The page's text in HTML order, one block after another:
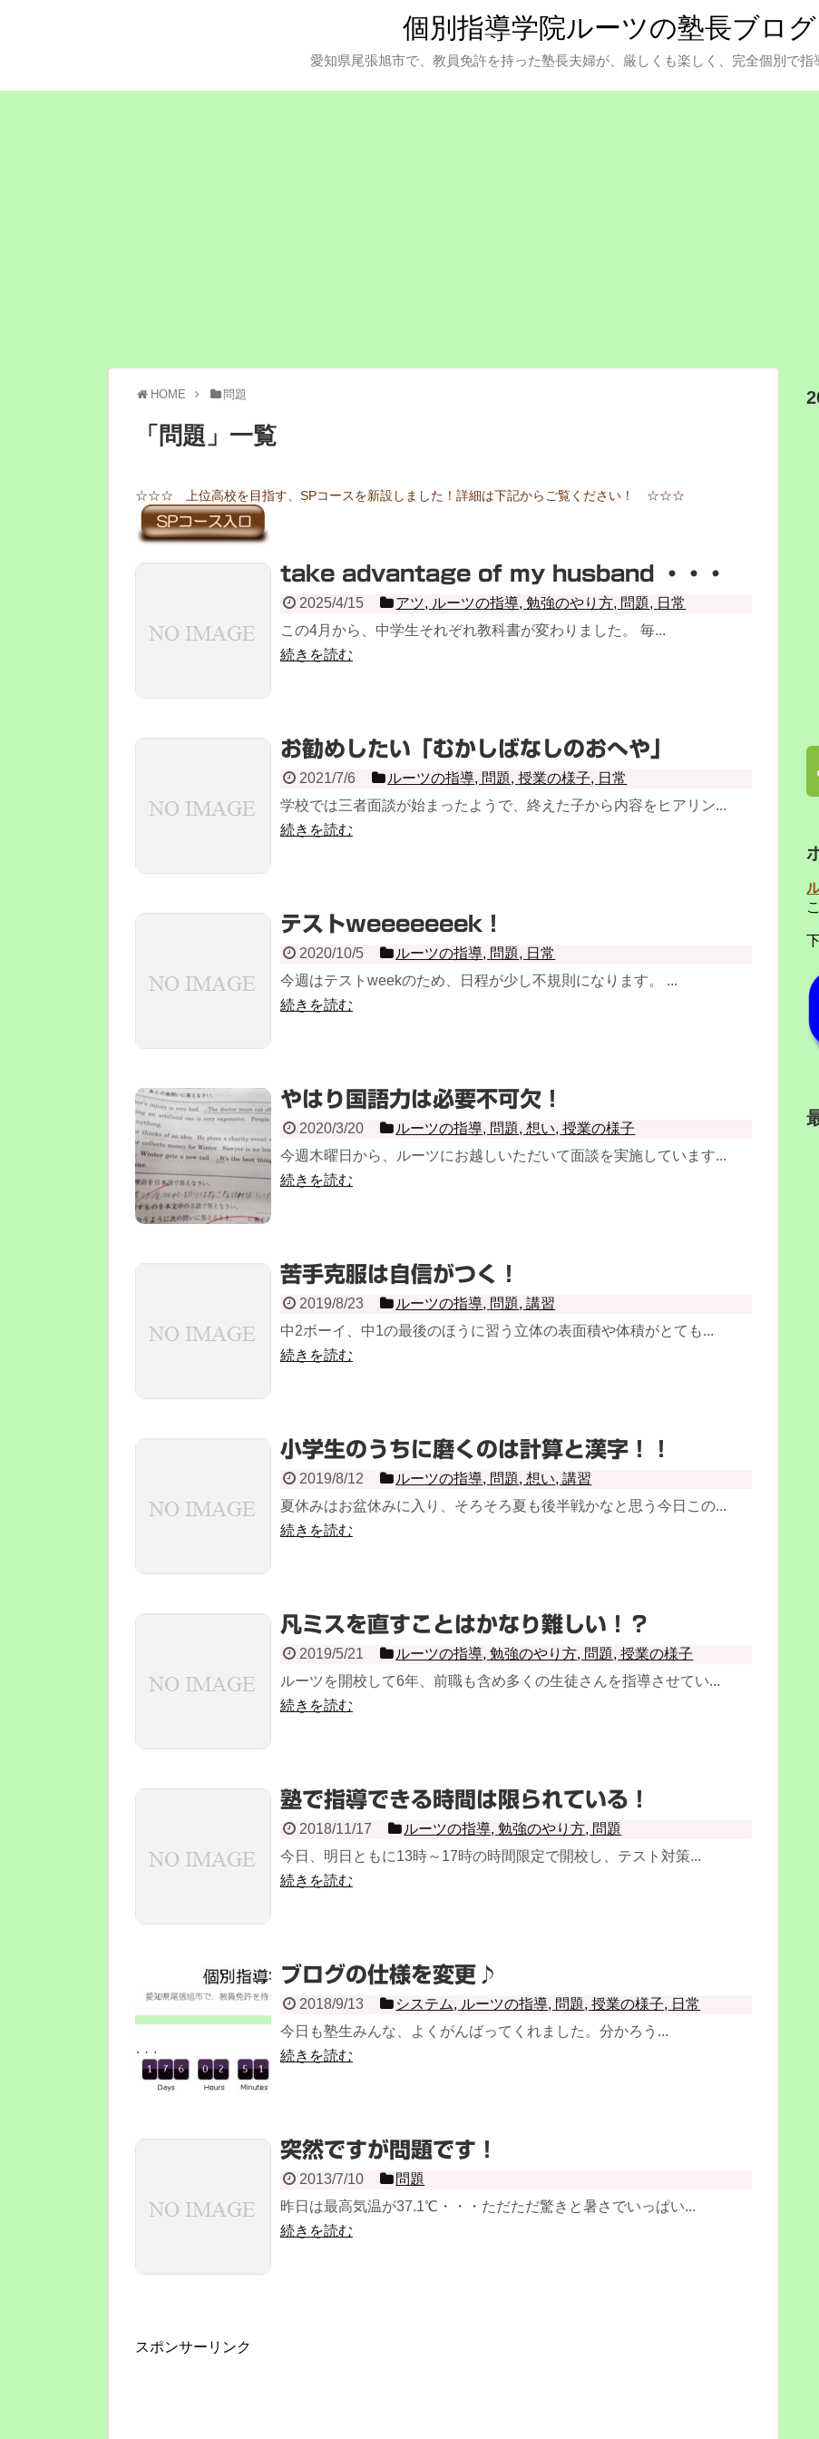
個別指導学院ルーツの塾長ブログ
愛知県尾張旭市で、教員免許を持った塾長夫婦が、厳しくも楽しく、完全個別で指
HOME 問題
「 問題 」 一覧
☆☆☆ 上位高校を目指す、SPコースを新設しました！詳細は下記からご覧ください！ ☆☆☆
take advantage of my husband ・・・
2025/4/15 アツ, ルーツの指導,勉強のやり方, 問題, 日常
この4月から、中学生それぞれ教科書が変わりました。 毎...
続きを読む
お勧めしたい「むかしばなしのおへや」
2021/7/6 ルーツの指導, 問題,授業の様子, 日常
学校では三者面談が始まったようで、終えた子から内容をヒアリン...
続きを読む
テストweeeeeeek！
2020/10/5 ルーツの指導, 問題, 日常
今週はテストweekのため、日程が少し不規則になります。 ...
続きを読む
やはり国語力は必要不可欠！
2020/3/20 ルーツの指導, 問題,想い,授業の様子
今週木曜日から、ルーツにお越しいただいて面談を実施しています...
続きを読む
苦手克服は自信がつく！
2019/8/23 ルーツの指導, 問題,講習
中2ボーイ、中1の最後のほうに習う立体の表面積や体積がとても...
続きを読む
小学生のうちに磨くのは計算と漢字！！
2019/8/12 ルーツの指導, 問題,想い,講習
夏休みはお盆休みに入り、そろそろ夏も後半戦かなと思う今日この...
続きを読む
凡ミスを直すことはかなり難しい！？
2019/5/21 ルーツの指導,勉強のやり方, 問題,授業の様子
ルーツを開校して6年、前職も含め多くの生徒さんを指導させてい...
続きを読む
塾で指導できる時間は限られている！
2018/11/17 ルーツの指導,勉強のやり方, 問題
今日、明日ともに13時～17時の時間限定で開校し、テスト対策...
続きを読む
ブログの仕様を変更♪
2018/9/13 システム, ルーツの指導, 問題,授業の様子, 日常
今日も塾生みんな、よくがんばってくれました。分かろう...
続きを読む
突然ですが問題です！
2013/7/10
問題
昨日は最高気温が37.1℃・・・ただただ驚きと暑さでいっぱい...
続きを読む
スポンサーリンク